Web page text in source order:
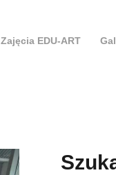
Zajęcia EDU-ART